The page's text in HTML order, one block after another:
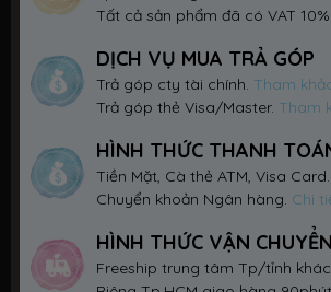
Tất cả sản phẩm đã có VAT 10%.
DỊCH VỤ MUA TRẢ GÓP
Trả góp cty tài chính. Tham
Trả góp thẻ Visa/Master. Tham
HÌNH THỨC THANH
Tiền Mặt, Cà thẻ ATM, Visa Card.
Chuyển khoản Ngân hàng. Chi
HÌNH THỨC VẬN CHUYỂN
Freeship trung tâm Tp/tỉnh